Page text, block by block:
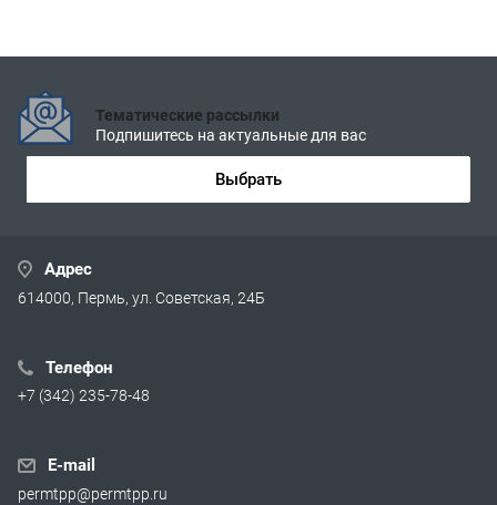
Тематические рассылки
Подпишитесь на актуальные для вас
Выбрать
Адрес
614000, Пермь, ул. Советская, 24Б
Телефон
+7 (342) 235-78-48
E-mail
permtpp@permtpp.ru